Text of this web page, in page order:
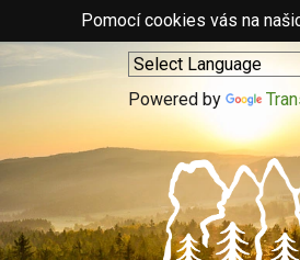
Pomocí cookies vás na
Powered by